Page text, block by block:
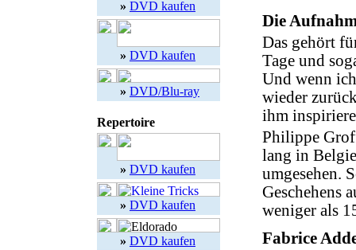
» DVD kaufen
» DVD kaufen
» DVD/Blu-ray
Repertoire
» DVD kaufen
» DVD kaufen
» DVD kaufen
Die
Das gehört
Tage und
Und wenn
wieder
ihm
Philippe
lang in
umgesehen.
Geschehens
weniger als
Fabrice